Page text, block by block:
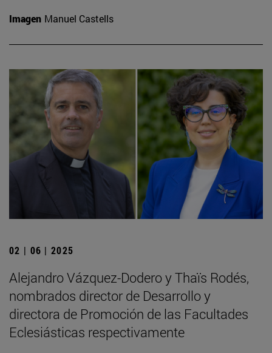
Imagen Manuel Castells
02 | 06 | 2025
Alejandro Vázquez-Dodero y Thaïs Rodés,
nombrados director de Desarrollo y
directora de Promoción de las Facultades
Eclesiásticas respectivamente